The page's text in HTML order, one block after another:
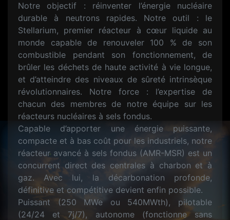
Notre objectif : réinventer l’énergie nucléaire
durable à neutrons rapides. Notre outil : le
Stellarium, premier réacteur à cœur liquide au
monde capable de renouveler 100 % de son
combustible pendant son fonctionnement, de
brûler les déchets de haute activité à vie longue,
et d’atteindre des niveaux de sûreté intrinsèque
révolutionnaires. Notre force : l’expertise de
chacun des membres de notre équipe sur les
réacteurs nucléaires à sels fondus.
Capable d’apporter une énergie puissante,
compacte et à bas coût pour les industriels, notre
réacteur avancé à sels fondus (AMR-MSR) est un
concurrent direct des centrales à charbon et à
gaz. Avec lui, la décarbonation profonde,
définitive et compétitive devient enfin possible.
Puissant (250 MWe ou 540MWth), pilotable
(24/24 et 7j/7), autonome (fonctionne sans